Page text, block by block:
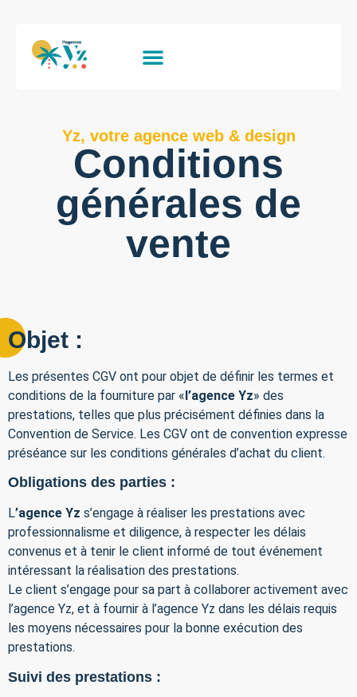
Yz, votre agence web & design
Conditions
générales de
vente
Objet :
Les présentes CGV ont pour objet de définir les termes et
conditions de la fourniture par «l’agence Yz» des
prestations, telles que plus précisément définies dans la
Convention de Service. Les CGV ont de convention expresse
préséance sur les conditions générales d’achat du client.
Obligations des parties :
L’agence Yz s’engage à réaliser les prestations avec
professionnalisme et diligence, à respecter les délais
convenus et à tenir le client informé de tout événement
intéressant la réalisation des prestations.
Le client s’engage pour sa part à collaborer activement avec
l’agence Yz, et à fournir à l’agence Yz dans les délais requis
les moyens nécessaires pour la bonne exécution des
prestations.
Suivi des prestations :